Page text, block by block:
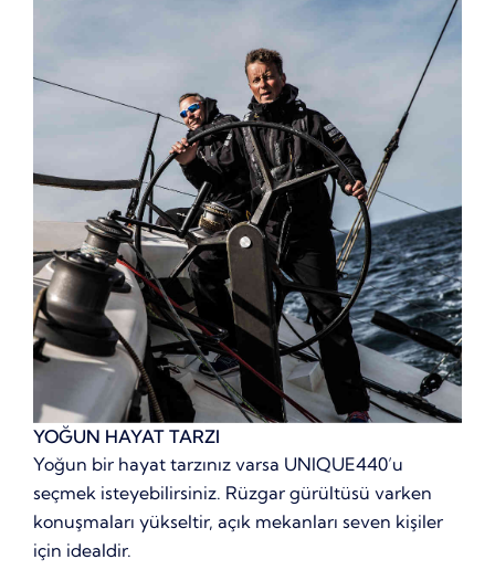
YOĞUN HAYAT TARZI
Yoğun bir hayat tarzınız varsa UNIQUE440’u
seçmek isteyebilirsiniz. Rüzgar gürültüsü varken
konuşmaları yükseltir, açık mekanları seven kişiler
için idealdir.